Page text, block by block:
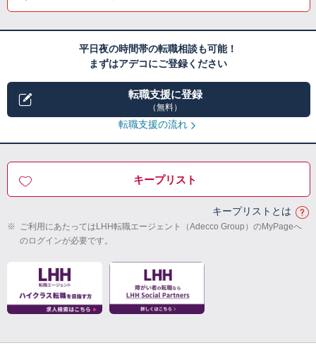
平日夜の時間帯の転職相談も可能！
まずはアデコにご登録ください
転職支援に登録
（無料）
転職支援の流れ
キープリスト
キープリストとは
※ ご利用にあたってはLHH転職エージェント（Adecco Group）のMyPageへ
のログインが必要です。